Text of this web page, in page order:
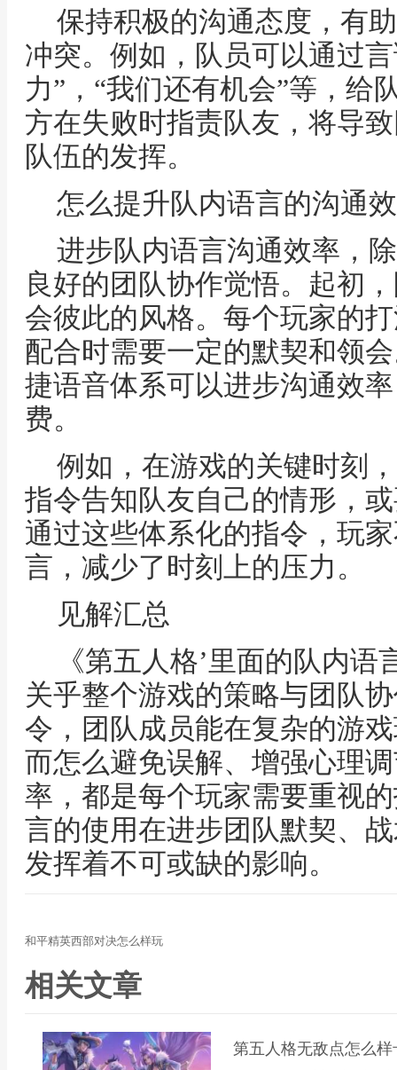
保持积极的沟通态度，有
冲突。例如，队员可以通过
力”，“我们还有机会”等，给
方在失败时指责队友，将导
队伍的发挥。
怎么提升队内语言的沟通
进步队内语言沟通效率，
良好的团队协作觉悟。起初
会彼此的风格。每个玩家的
配合时需要一定的默契和领
捷语音体系可以进步沟通效
费。
例如，在游戏的关键时刻
指令告知队友自己的情形，
通过这些体系化的指令，玩
言，减少了时刻上的压力。
见解汇总
《第五人格’里面的队内
关乎整个游戏的策略与团队
令，团队成员能在复杂的游
而怎么避免误解、增强心理
率，都是每个玩家需要重视
言的使用在进步团队默契、
发挥着不可或缺的影响。
和平精英西部对决怎么样玩
相关文章
第五人格无敌点怎么样